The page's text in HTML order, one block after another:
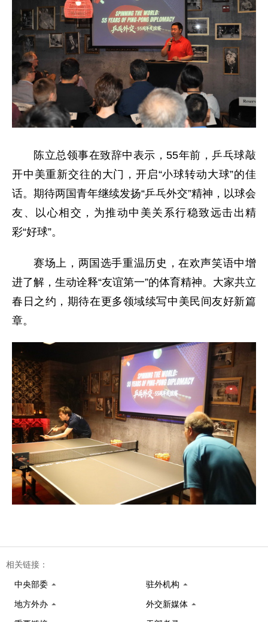
陈立总领事在致辞中表示，55年前，乒乓球敲
开中美重新交往的大门，开启“小球转动大球”的佳
话。期待两国青年继续发扬“乒乓外交”精神，以球会
友、以心相交，为推动中美关系行稳致远击出精
彩“好球”。
赛场上，两国选手重温历史，在欢声笑语中增
进了解，生动诠释“友谊第一”的体育精神。大家共立
春日之约，期待在更多领域续写中美民间友好新篇
章。
相关链接：
中央部委 驻外机构
地方外办 外交新媒体